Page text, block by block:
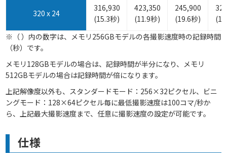
320 x 24
316,930
(15.3秒)
423,350
(11.9秒)
245,900
(19.6秒)
※（ ）内の数字は、メモリ256GBモデルの各撮影速度時の記録時間
（秒）です。
メモリ128GBモデルの場合は、記録時間が半分になり、メモリ
512GBモデルの場合は記録時間が倍になります。
上記解像度以外も、スタンダードモード：256×32ピクセル、ビニ
ングモード：128×64ピクセル毎に最低撮影速度は100コマ/秒か
ら、上記最大撮影速度まで、任意に撮影速度の設定が可能です。
仕様